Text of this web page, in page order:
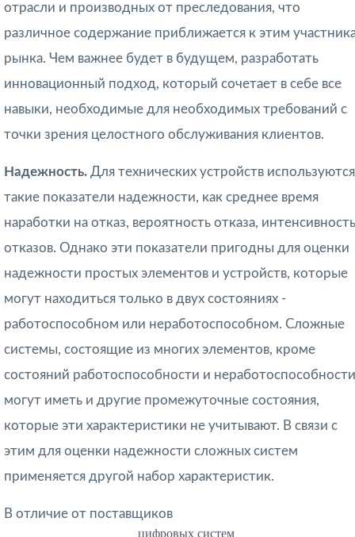
отрасли и производных от преследования, что
различное содержание приближается к этим
рынка. Чем важнее будет в будущем, разработать
инновационный подход, который сочетает в себе все
навыки, необходимые для необходимых требований с
точки зрения целостного обслуживания клиентов.
Надежность. Для технических устройств используются
такие показатели надежности, как среднее время
наработки на от­каз, вероятность отказа, интенсивность
отказов. Однако эти показатели пригодны для оценки
надежности простых элементов и устройств, которые
могут находиться только в двух состояниях -
работоспособном или неработоспособном. Сложные
системы, состоящие из многих элементов, кроме
состояний работоспособности и
могут иметь и другие промежуточные состояния,
которые эти характеристики не учитывают. В связи с
этим для оценки надежности слож­ных систем
применяется другой набор характеристик.
В отличие от поставщиков
цифровых систем